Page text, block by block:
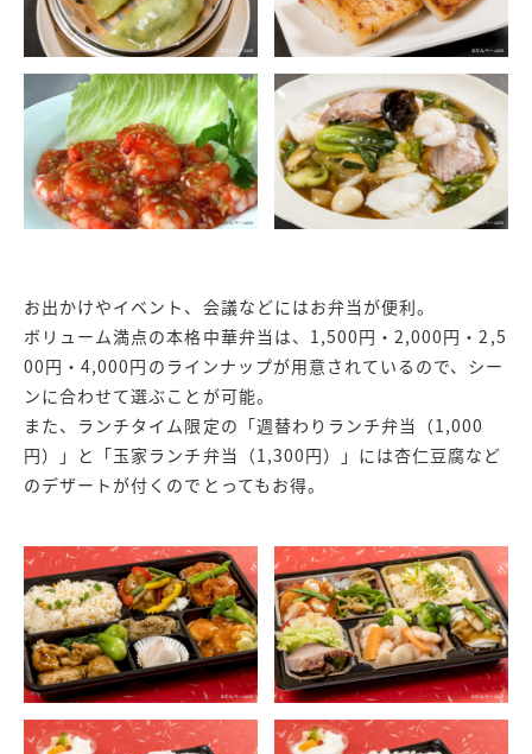
お出かけやイベント、会議などにはお弁当が便利。
ボリューム満点の本格中華弁当は、1,500円・2,000円・2,5
00円・4,000円のラインナップが用意されているので、シー
ンに合わせて選ぶことが可能。
また、ランチタイム限定の「週替わりランチ弁当（1,000
円）」と「玉家ランチ弁当（1,300円）」には杏仁豆腐など
のデザートが付くのでとってもお得。